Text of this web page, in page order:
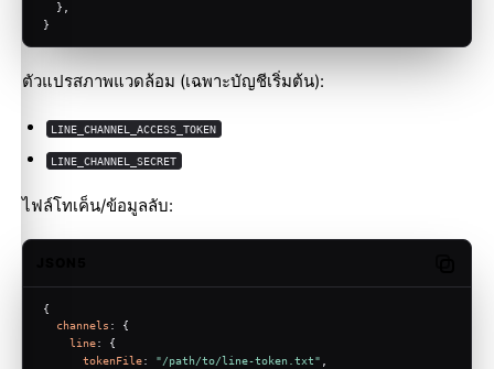
  },
}
ตัวแปรสภาพแวดล้อม (เฉพาะบัญชีเริ่มต้น):
LINE_CHANNEL_ACCESS_TOKEN
LINE_CHANNEL_SECRET
ไฟล์โทเค็น/ข้อมูลลับ:
{
channels : {
line: {
tokenFile: "/path/to/line-token.txt"